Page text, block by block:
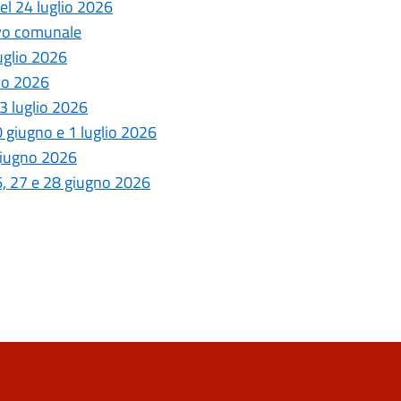
24 luglio 2026
comunale
2026
2026
luglio 2026
e 1 luglio 2026
2026
27 e 28 giugno 2026